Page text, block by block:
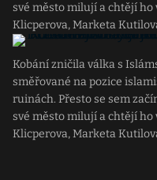
své město milují a chtějí ho
Klicperova, Marketa
Kobání zničila válka s
směřované na pozice
ruinách. Přesto se sem
své město milují a chtějí ho
Klicperova, Marketa